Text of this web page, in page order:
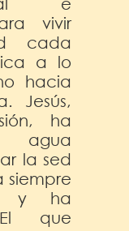
vivir
cada
a lo
hacia
Jesús,
ha
agua
la sed
siempre
y ha
que